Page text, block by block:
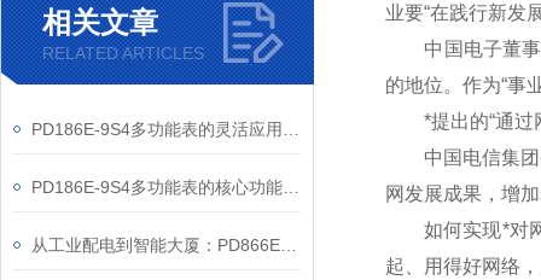
相关文章
RELATED ARTICLES
业要“在践行新发
中国电子董事长
的地位。作为“事
*提出的“通过网
中国电信集团公
网发展成果，增
如何实现*对网
起、用得好网络